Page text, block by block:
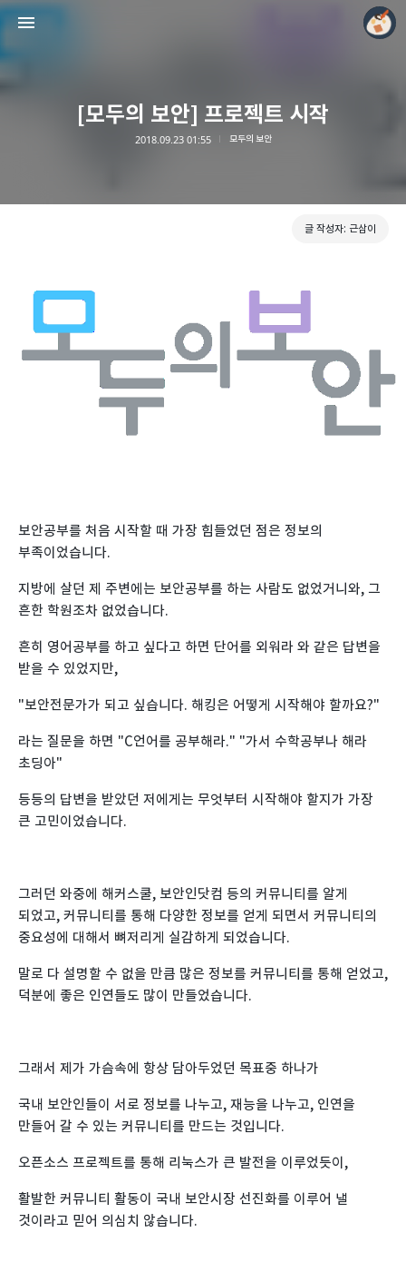
[모두의 보안] 프로젝트 시작
2018.09.23 01:55 모두의 보안
글 작성자: 근삼이
보안공부를 처음 시작할 때 가장 힘들었던 점은 정보의
부족이었습니다.
지방에 살던 제 주변에는 보안공부를 하는 사람도 없었거니와, 그
흔한 학원조차 없었습니다.
흔히 영어공부를 하고 싶다고 하면 단어를 외워라 와 같은 답변을
받을 수 있었지만,
"보안전문가가 되고 싶습니다. 해킹은 어떻게 시작해야 할까요?"
라는 질문을 하면 "C언어를 공부해라." "가서 수학공부나 해라
초딩아"
등등의 답변을 받았던 저에게는 무엇부터 시작해야 할지가 가장
큰 고민이었습니다.
그러던 와중에 해커스쿨, 보안인닷컴 등의 커뮤니티를 알게
되었고, 커뮤니티를 통해 다양한 정보를 얻게 되면서 커뮤니티의
중요성에 대해서 뼈저리게 실감하게 되었습니다.
말로 다 설명할 수 없을 만큼 많은 정보를 커뮤니티를 통해 얻었고,
덕분에 좋은 인연들도 많이 만들었습니다.
그래서 제가 가슴속에 항상 담아두었던 목표중 하나가
국내 보안인들이 서로 정보를 나누고, 재능을 나누고, 인연을
만들어 갈 수 있는 커뮤니티를 만드는 것입니다.
오픈소스 프로젝트를 통해 리눅스가 큰 발전을 이루었듯이,
활발한 커뮤니티 활동이 국내 보안시장 선진화를 이루어 낼
것이라고 믿어 의심치 않습니다.
모두의 근삼이